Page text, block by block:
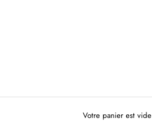
Votre panier est vide